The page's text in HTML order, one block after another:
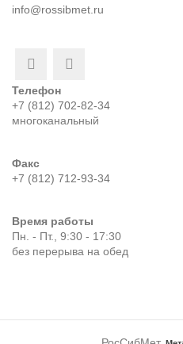
info@rossibmet.ru
Телефон
+7 (812) 702-82-34
многоканальный
Факс
+7 (812) 712-93-34
Время работы
Пн. - Пт., 9:30 - 17:30
без перерыва на обед